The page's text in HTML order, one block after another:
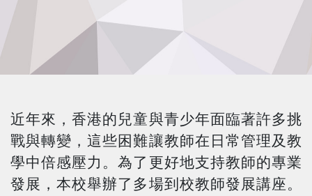
近年來，香港的兒童與青少年面臨著許多挑
戰與轉變，這些困難讓教師在日常管理及教
學中倍感壓力。為了更好地支持教師的專業
發展，本校舉辦了多場到校教師發展講座。